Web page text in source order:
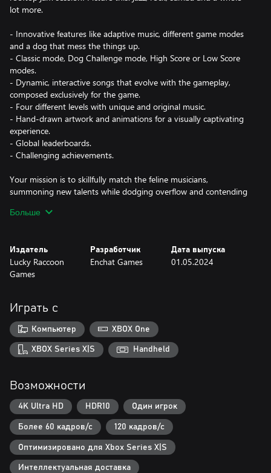
lot more.
- Innovative features like adaptive music, different game modes
and a dog that mess the things up.
- Classic mode, Dog Challenge mode, High Score or Low Score
modes.
- Dynamic, interactive songs that evolve with the gameplay,
composed exclusively for the game.
- Four different levels with unique and original music.
- Hand-drawn artwork and animations for a visually captivating
experience.
- Global leaderboards.
- Challenging achievements.
Your mission is to skillfully match the feline musicians,
summoning new talents while dodging overflow and contending
yourself for a mind-blowing guitar solo on the final cat. Are you
Больше
Издатель
Lucky Raccoon
Games
Разработчик
Enchat Games
Дата выпуска
01.05.2024
Играть с
Компьютер XBOX One
XBOX Series X|S Handheld
Возможности
4K Ultra HD HDR10 Один игрок
Более 60 кадров/с 120 кадров/с
Оптимизировано для Xbox Series X|S
Интеллектуальная доставка